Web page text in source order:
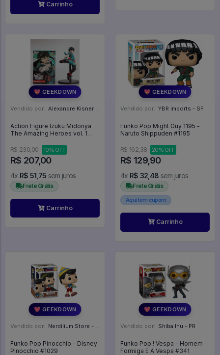
Carrinho
💖 GEEKDOWN
Vendido por: Alexandre Kisner - PR
Action Figure Izuku Midoriya
The Amazing Heroes vol. 1
- My Hero Academia
R$ 230,00 10% OFF
R$ 207,00
4x R$ 51,75 sem juros
Frete Grátis
Carrinho
💖 GEEKDOWN
Vendido por: YBR Imports - SP
Funko Pop Might Guy 1195 -
Naruto Shippuden #1195
R$ 162,38 20% OFF
R$ 129,90
4x R$ 32,48 sem juros
Frete Grátis
Aqui tem cupom
Carrinho
💖 GEEKDOWN
Vendido por: Nerdilium Store - SP
Funko Pop Pinocchio - Disney
Pinocchio #1029
💖 GEEKDOWN
Vendido por: Shiba Inu - PR
Funko Pop ! Vespa - Homem
Formiga E A Vespa #341